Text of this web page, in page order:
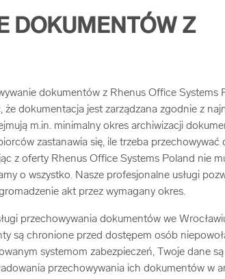
DOKUMENTÓW Z
dokumentów z Rhenus Office Systems
że dokumentacja jest zarządzana zgodnie z
m.in. minimalny okres archiwizacji
zastanawia się, ile trzeba przechowywać
z oferty Rhenus Office Systems Poland nie
o wszystko. Nasze profesjonalne usługi
akt przez wymagany okres.
przechowywania dokumentów we
są chronione przed dostępem osób
systemom zabezpieczeń, Twoje dane
przechowywania ich dokumentów w